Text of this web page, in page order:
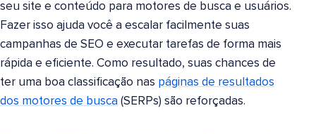
seu site e conteúdo para motores de busca e usuários.
Fazer isso ajuda você a escalar facilmente suas
campanhas de SEO e executar tarefas de forma mais
rápida e eficiente. Como resultado, suas chances de
ter uma boa classificação nas páginas de resultados
dos motores de busca (SERPs) são reforçadas.